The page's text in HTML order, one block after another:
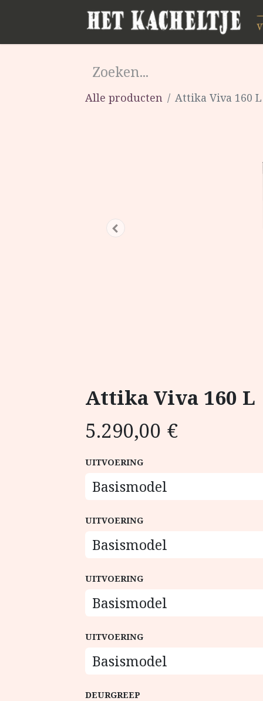
Alle producten Attika Viva 160 L
Attika Viva 160 L
5.290,00 €
UITVOERING
UITVOERING
UITVOERING
UITVOERING
DEURGREEP